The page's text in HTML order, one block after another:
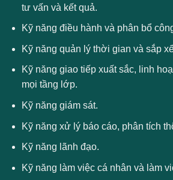
tư vấn và kết quả.
Kỹ năng điều hành và phân bổ
Kỹ năng quản lý thời gian và sắp
Kỹ năng giao tiếp xuất sắc, linh
mọi tầng lớp.
Kỹ năng giám sát.
Kỹ năng xử lý báo cáo, phân tích
Kỹ năng lãnh đạo.
Kỹ năng làm việc cá nhân và làm